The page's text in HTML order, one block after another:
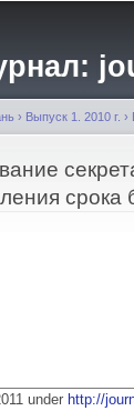
› Выпуск 1. 2010 г. ›
срока
under http://